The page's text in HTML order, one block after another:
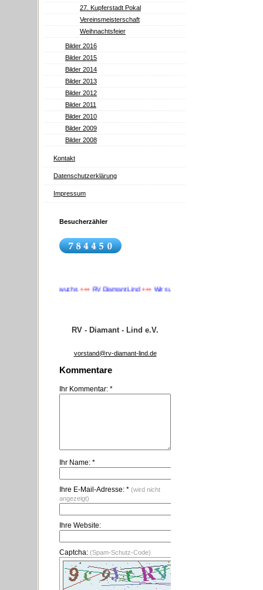
27. Kupferstadt Pokal
Vereinsmeisterschaft
Weihnachtsfeier
Bilder 2016
Bilder 2015
Bilder 2014
Bilder 2013
Bilder 2012
Bilder 2011
Bilder 2010
Bilder 2009
Bilder 2008
Kontakt
Datenschutzerklärung
Impressum
Besucherzähler
suchen Nachwuchs+++RV Diamant Lind+++Wir suchen Nachwuchs
RV - Diamant - Lind e.V.
vorstand@rv-diamant-lind.de
Kommentare
Ihr Kommentar: *
Ihr Name: *
Ihre E-Mail-Adresse: * (wird nicht
angezeigt)
Ihre Website:
Captcha: (Spam-Schutz-Code)